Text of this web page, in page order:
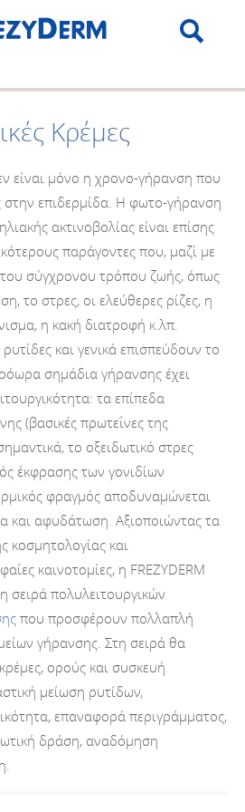
Κρέμες
είναι μόνο η χρονο-γήρανση που
στην επιδερμίδα. Η φωτο-γήρανση
ακτινοβολίας είναι επίσης
παράγοντες που, μαζί με
του σύγχρονου τρόπου ζωής, όπως
το στρες, οι ελεύθερες ρίζες, η
η κακή διατροφή κ.λπ.
και γενικά επισπεύδουν το
σημάδια γήρανσης έχει
τα επίπεδα
(βασικές πρωτεΐνες της
το οξειδωτικό στρες
έκφρασης των γονιδίων
φραγμός αποδυναμώνεται
και αφυδάτωση. Αξιοποιώντας τα
κοσμητολογίας και
καινοτομίες, η FREZYDERM
σειρά πολυλειτουργικών
που προσφέρουν πολλαπλή
γήρανσης. Στη σειρά θα
ορούς και συσκευή
μείωση ρυτίδων,
επαναφορά περιγράμματος,
δράση, αναδόμηση